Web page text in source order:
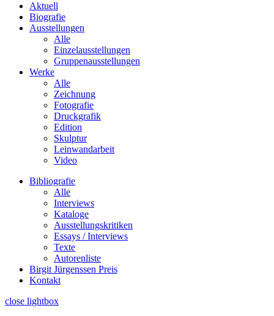
Aktuell
Biografie
Ausstellungen
Alle
Einzelausstellungen
Gruppenausstellungen
Werke
Alle
Zeichnung
Fotografie
Druckgrafik
Edition
Skulptur
Leinwandarbeit
Video
Bibliografie
Alle
Interviews
Kataloge
Ausstellungskritiken
Essays / Interviews
Texte
Autorenliste
Birgit Jürgenssen Preis
Kontakt
close lightbox